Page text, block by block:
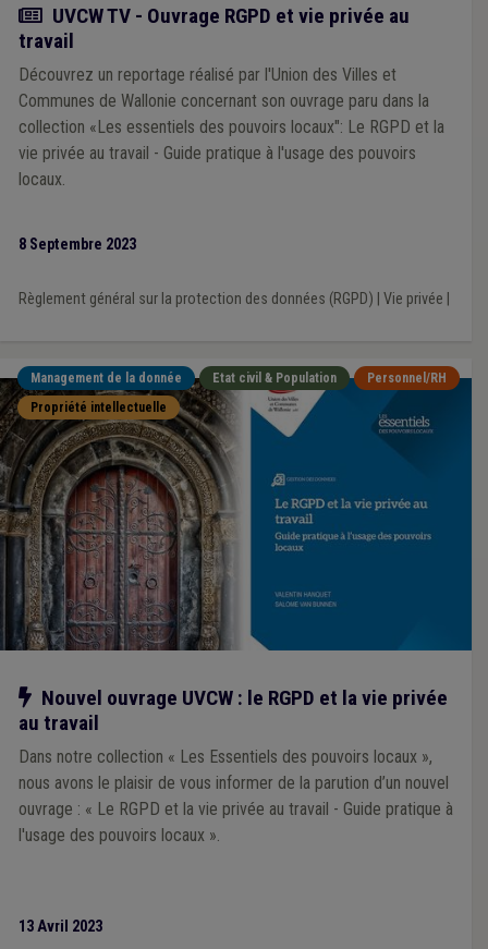
Actualité
UVCW TV - Ouvrage RGPD et vie privée au
travail
Découvrez un reportage réalisé par l'Union des Villes et
Communes de Wallonie concernant son ouvrage paru dans la
collection «Les essentiels des pouvoirs locaux": Le RGPD et la
vie privée au travail - Guide pratique à l'usage des pouvoirs
locaux.
8 Septembre 2023
Règlement général sur la protection des données (RGPD) Vie privée
Management de la donnée Etat civil & Population
Personnel/RH
Propriété intellectuelle
Notre action
Nouvel ouvrage UVCW : le RGPD et la vie privée
au travail
Dans notre collection « Les Essentiels des pouvoirs locaux »,
nous avons le plaisir de vous informer de la parution d’un nouvel
ouvrage : « Le RGPD et la vie privée au travail - Guide pratique à
l'usage des pouvoirs locaux ».
13 Avril 2023